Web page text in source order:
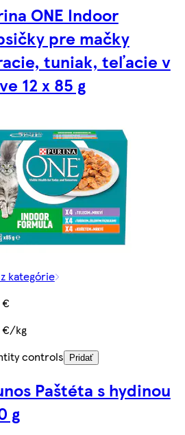
ONE Indoor
pre mačky
tuniak, teľacie v
12 x 85 g
kategórie
€
€/kg
controls
Pridať
Paštéta s hydinou
g